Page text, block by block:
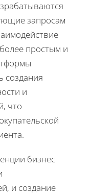
запросам
простым и
создания
и
что
бизнес
и создание